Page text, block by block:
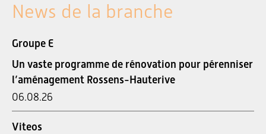
News de la branche
Groupe E
Un vaste programme de rénovation pour pérenniser
l’aménagement Rossens-Hauterive
06.08.26
Viteos